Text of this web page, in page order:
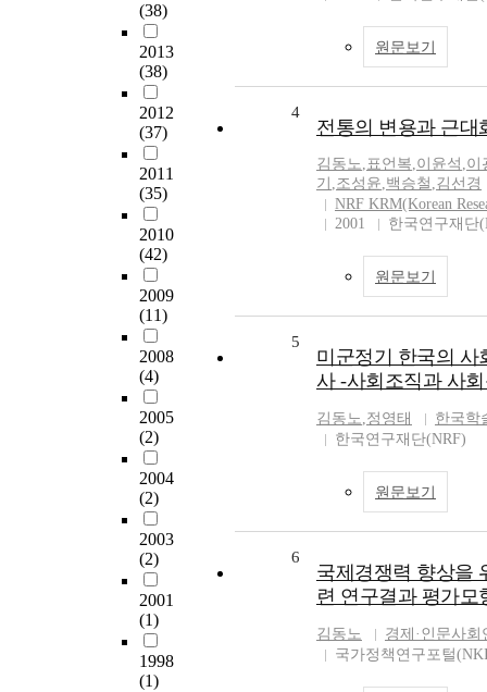
(38)
2013
(38)
2012
(37)
2011
(35)
2010
(42)
2009
(11)
2008
(4)
2005
(2)
2004
(2)
2003
(2)
2001
(1)
1998
(1)
원문보기
4
전통의 변용과 근대
김동노,표언복,이윤석 ,이
기 ,조성윤,백승철 ,김선경
NRF KRM(Korean
2001
한국연구재단
원문보기
5
미군정기 한국의 사
사 -사회조직과 사
김동노,정영태
한국학
한국연구재단(NRF)
원문보기
6
국제경쟁력 향상을
련 연구결과 평가모
김동노
경제·인문사회
국가정책연구포털